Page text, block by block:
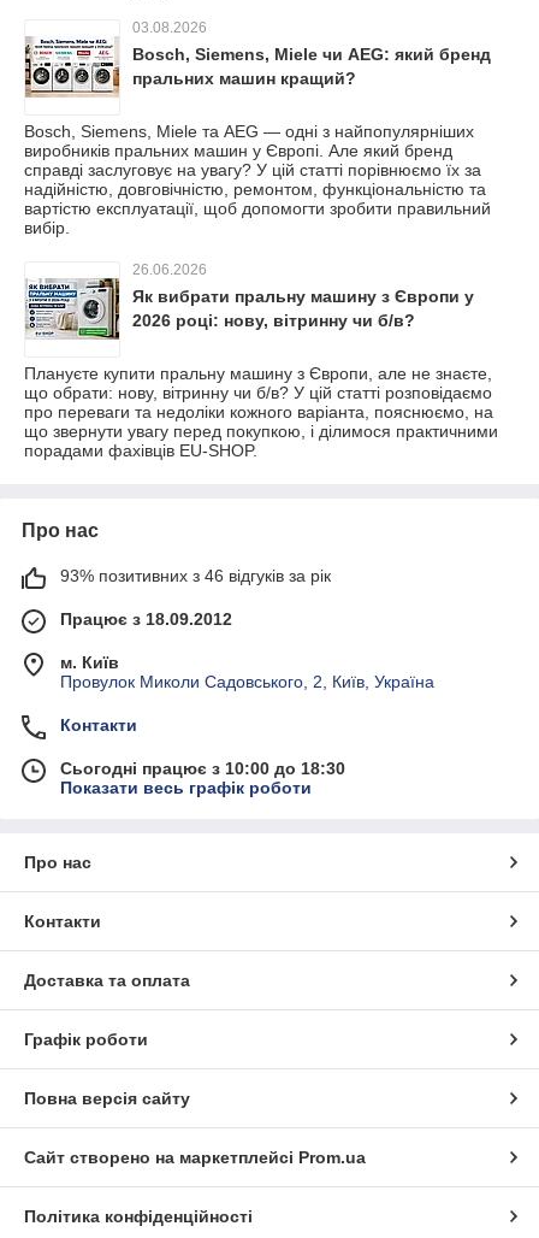
03.08.2026
Bosch, Siemens, Miele чи AEG: який бренд
пральних машин кращий?
Bosch, Siemens, Miele та AEG — одні з найпопулярніших
виробників пральних машин у Європі. Але який бренд
справді заслуговує на увагу? У цій статті порівнюємо їх за
надійністю, довговічністю, ремонтом, функціональністю та
вартістю експлуатації, щоб допомогти зробити правильний
вибір.
26.06.2026
Як вибрати пральну машину з Європи у
2026 році: нову, вітринну чи б/в?
Плануєте купити пральну машину з Європи, але не знаєте,
що обрати: нову, вітринну чи б/в? У цій статті розповідаємо
про переваги та недоліки кожного варіанта, пояснюємо, на
що звернути увагу перед покупкою, і ділимося практичними
порадами фахівців EU-SHOP.
Про нас
93% позитивних з 46 відгуків за рік
Працює з 18.09.2012
м. Київ
Провулок Миколи Садовського, 2, Київ, Україна
Контакти
Сьогодні працює з 10:00 до 18:30
Показати весь графік роботи
Про нас
Контакти
Доставка та оплата
Графік роботи
Повна версія сайту
Сайт створено на маркетплейсі Prom.ua
Політика конфіденційності